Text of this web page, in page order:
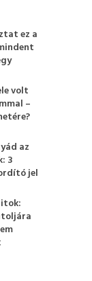
ez a
volt
–
az
3
jel